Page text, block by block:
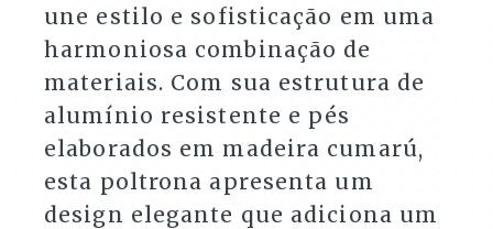
une estilo e sofisticação em uma
harmoniosa combinação de
materiais. Com sua estrutura de
alumínio resistente e pés
elaborados em madeira cumarú,
esta poltrona apresenta um
design elegante que adiciona um